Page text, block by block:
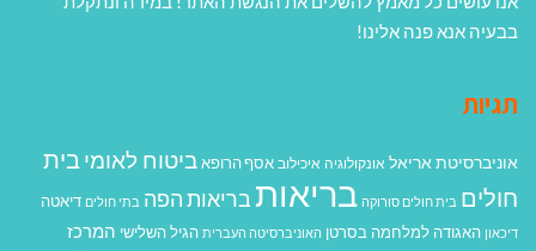
בבעיה אנא פנה אלינו!
תגיות
אוניברסיטת אריאל אונקולוגיה איכילוב אסף הרופא ביטוח לאומי בית
חולים בית חולים סורוקה בריאות בריאות הפה בתי חולים דיאטה
דיכאון האגודה למלחמה בסרטן האוניברסיטה העברית הגיל השלישי המרכז